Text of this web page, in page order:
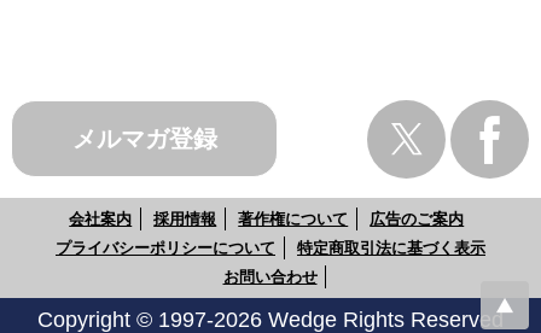
メルマガ登録
会社案内 採用情報 著作権について
広告のご案内
プライバシーポリシーについて
特定商取引法に基づく表示
お問い合わせ
Copyright © 1997-2026 Wedge Rights Reserved